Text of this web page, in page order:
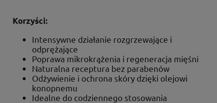
Korzyści:
Intensywne działanie rozgrzewające i
odprężające
Poprawa mikrokrążenia i regeneracja mięśni
Naturalna receptura bez parabenów
Odżywienie i ochrona skóry dzięki olejowi
konopnemu
Idealne do codziennego stosowania